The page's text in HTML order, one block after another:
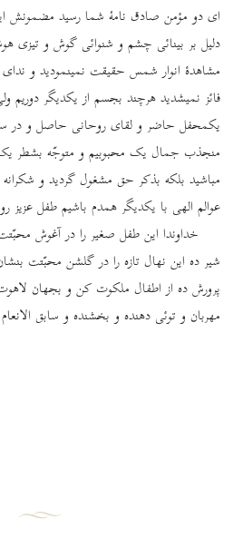
ای دو مؤمن صادق نامۀ شما رسید مضمونش
دلیل بر بینائی چشم و شنوائی گوش و تیزی
مشاهدۀ انوار شمس حقیقت نمینمودید و
فائز نمیشدید هرچند بجسم از یکدیگر دوریم
یکمحفل حاضر و لقای روحانی حاصل و در
منجذب جمال یک محبوبیم و متوجّه بشطر
مباشید بلکه بذکر حق مشغول گردید و شکرانه
عوالم الهی با یکدیگر همدم باشیم طفل عزیز
خداوندا این طفل صغیر را در آغوش
شیر ده این نهال تازه را در گلشن محبّتت
پرورش ده از اطفال ملکوت کن و بجهان
مهربان و توئی دهنده و بخشنده و سابق